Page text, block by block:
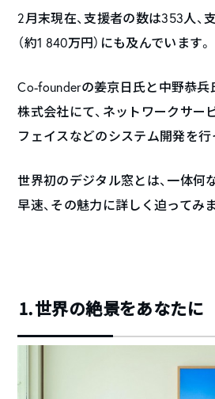
2月末現在、支援者の数は353人、
（約1 840万円）にも及んでいます。
Co-founderの姜京日氏と中野恭兵
株式会社にて、ネットワークサー
フェイスなどのシステム開発を行
世界初のデジタル窓とは、一体何
早速、その魅力に詳しく迫ってみ
⒈世界の絶景をあなたに